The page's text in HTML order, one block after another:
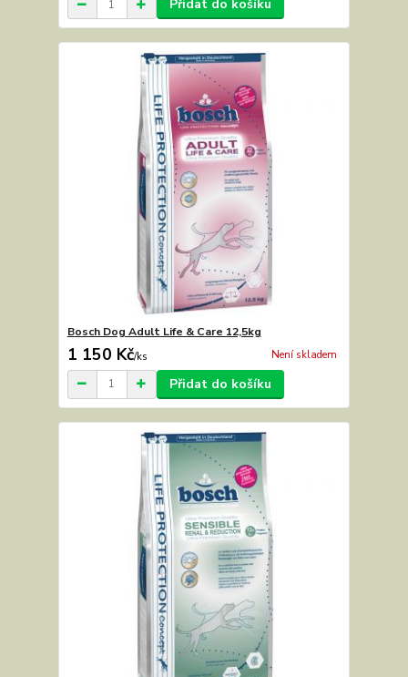
Přidat do košíku
Bosch Dog Adult Life & Care 12,5kg
1 150 Kč/ks Není skladem
Přidat do košíku